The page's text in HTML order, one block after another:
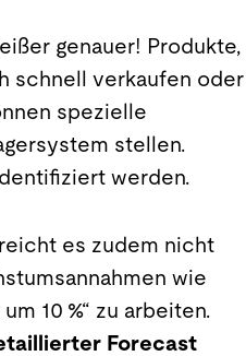
genauer! Produkte,
schnell verkaufen oder
spezielle
stellen.
werden.
es zudem nicht
wie
10 %“ zu arbeiten.
Forecast